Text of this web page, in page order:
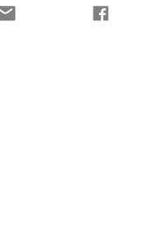
📧
Írjon nekünk: